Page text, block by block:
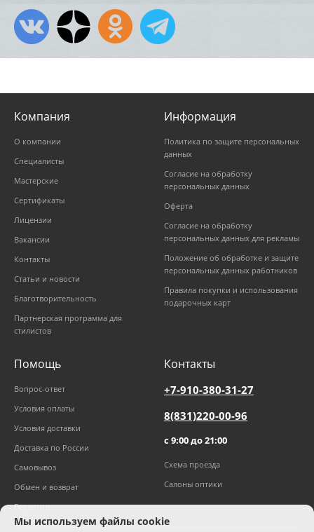
Компания
О компании
Специалисты
Мастерские
Сертификаты
Лицензии
Вакансии
Контакты
Статьи и новости
Благотворительность
Партнерская программа для
стилистов
Информация
Политика по защите персональных
данных
Согласие на обработку
персональных данных
Оферта
Согласие на обработку
персональных данных для рекламы
Положение об обработке и защите
персональных данных работников
Правила покупки и использования
подарочных карт
Помощь
Вопрос-ответ
Условия оплаты
Условия доставки
Доставка по России
Самовывоз
Обмен и возврат
Гарантии
Контакты
+7-910-380-31-27
8(831)220-00-96
с 9:00 до 21:00
Схема проезда
Салоны оптики
Мы используем файлы cookie